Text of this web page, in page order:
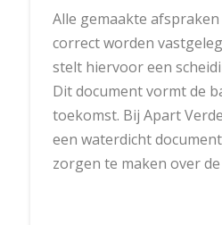
Alle gemaakte
correct worden
stelt hiervoor een
Dit document vormt de
toekomst. Bij Apart
een waterdicht
zorgen te maken over